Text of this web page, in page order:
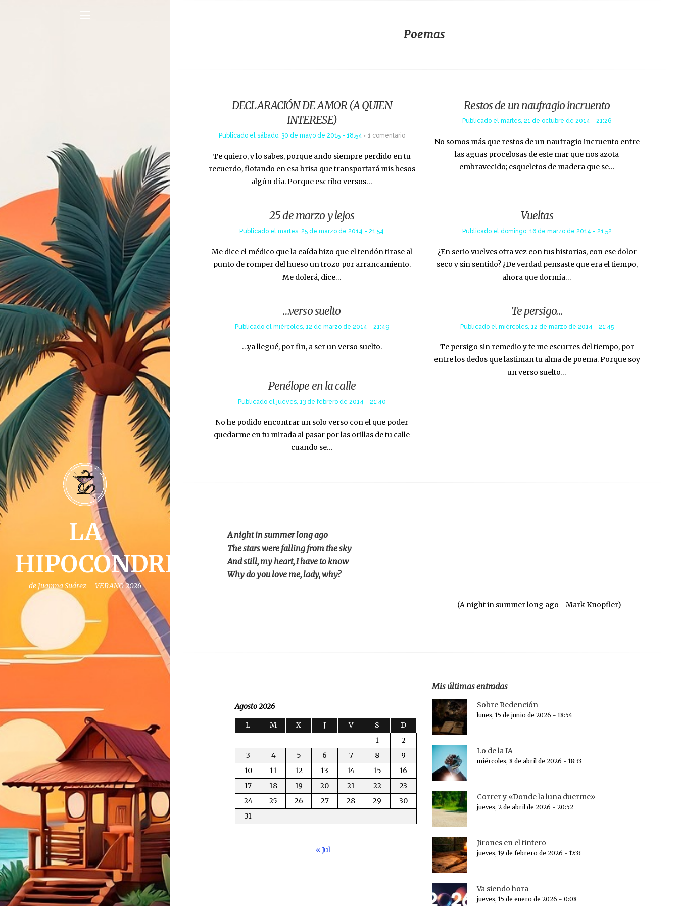
LA
HIPOCONDRIA
de Juanma Suárez – VERANO 2026
Poemas
DECLARACIÓN DE AMOR (A QUIEN
INTERESE)
Publicado el sábado, 30 de mayo de 2015 - 18:54 1 comentario
Te quiero, y lo sabes, porque ando siempre perdido en tu
recuerdo, flotando en esa brisa que transportará mis besos
algún día. Porque escribo versos…
Restos de un naufragio incruento
Publicado elmartes, 21 de octubre de 2014 - 21:26
No somos más que restos de un naufragio incruento entre
las aguas procelosas de este mar que nos azota
embravecido; esqueletos de madera que se…
25 de marzo y lejos
Publicado elmartes, 25 de marzo de 2014 - 21:54
Me dice el médico que la caída hizo que el tendón tirase al
punto de romper del hueso un trozo por arrancamiento.
Me dolerá, dice…
Vueltas
Publicado el domingo, 16 de marzo de 2014 - 21:52
¿En serio vuelves otra vez con tus historias, con ese dolor
seco y sin sentido? ¿De verdad pensaste que era el tiempo,
ahora que dormía…
…verso suelto
Publicado el miércoles, 12 de marzo de 2014 - 21:49
…ya llegué, por fin, a ser un verso suelto.
Te persigo…
Publicado el miércoles, 12 de marzo de 2014 - 21:45
Te persigo sin remedio y te me escurres del tiempo, por
entre los dedos que lastiman tu alma de poema. Porque soy
un verso suelto…
Penélope en la calle
Publicado el jueves, 13 de febrero de 2014 - 21:40
No he podido encontrar un solo verso con el que poder
quedarme en tu mirada al pasar por las orillas de tu calle
cuando se…
A night in summer long ago
The stars were falling from the sky
And still, my heart, I have to know
Why do you love me, lady, why?
(A night in summer long ago - Mark Knopfler)
Agosto 2026
L M X J V S
D
1
2
3
4 5 6 7 8
9
10
11 12 13 14 15
16
17
18 19 20 21 22
23
24
25 26 27 28 29
30
31
« Jul
Mis últimas entradas
Sobre Redención
lunes, 15 de junio de 2026 - 18:54
Lo de la IA
miércoles, 8 de abril de 2026 - 18:33
Correr y «Donde la luna duerme»
jueves, 2 de abril de 2026 - 20:52
Jirones en el tintero
jueves, 19 de febrero de 2026 - 17:33
Va siendo hora
jueves, 15 de enero de 2026 - 0:08